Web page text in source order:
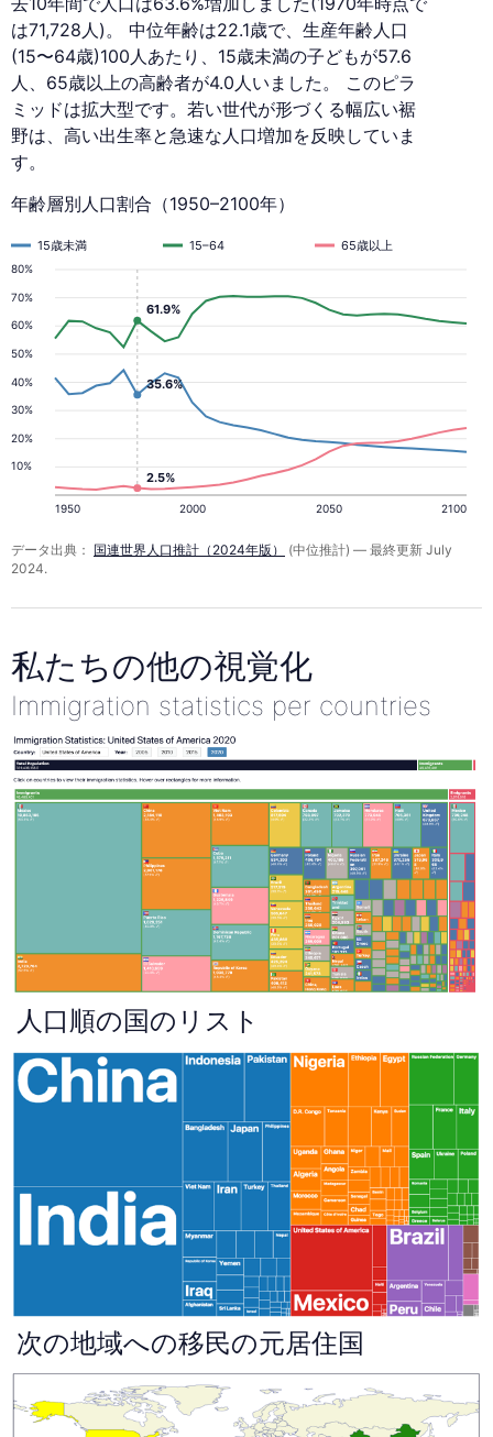
は71,728人)。 中位年齢は22.1歳で、生産年齢人口
(15〜64歳)100人あたり、15歳未満の子どもが57.6
人、65歳以上の高齢者が4.0人いました。 このピラ
ミッドは拡大型です。若い世代が形づくる幅広い裾
野は、高い出生率と急速な人口増加を反映していま
す。
年齢層別人口割合（1950–2100年）
10%
20%
30%
40%
50%
60%
70%
80%
1950 2000 2050 2100
15歳未満 15–64 65歳以上
35.6%
2.5%
61.9%
データ出典： 国連世界人口推計（2024年版）
(中位推計) — 最終更新 July
2024.
私たちの他の視覚化
Immigration statistics per countries
人口順の国のリスト
次の地域への移民の元居住国